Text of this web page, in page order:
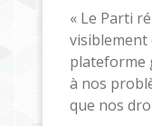
« Le Parti
visiblement
plateforme
à nos
que nos